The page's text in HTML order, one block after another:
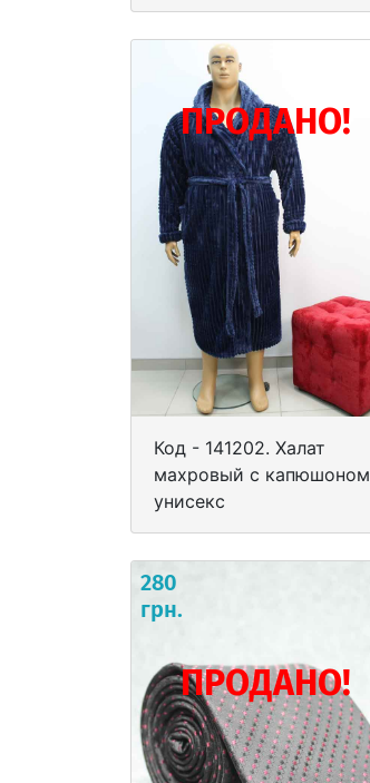
ПРОДАНО!
Код - 141202. Халат
махровый с капюшоном
унисекс
280
грн.
ПРОДАНО!